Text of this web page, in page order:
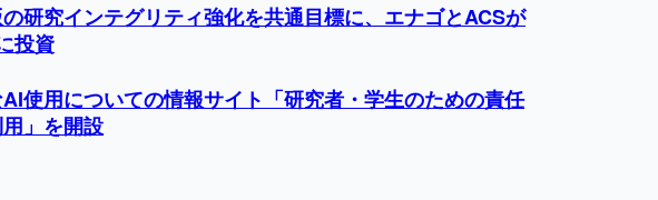
研究インテグリティ強化を共通目標に、エナゴとACSが
投資
使用についての情報サイト「研究者・学生のための責任
」を開設